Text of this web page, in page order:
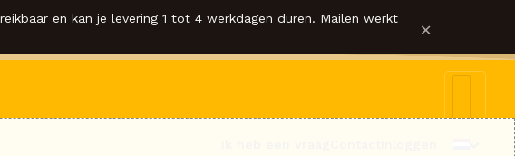
en kan je levering 1 tot 4 werkdagen duren. Mailen werkt ×